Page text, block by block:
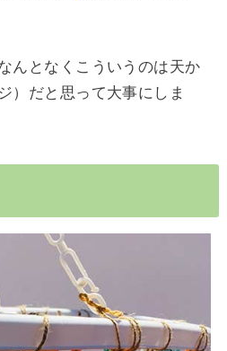
んとなくこういうのは天か
）だと思って大事にしま